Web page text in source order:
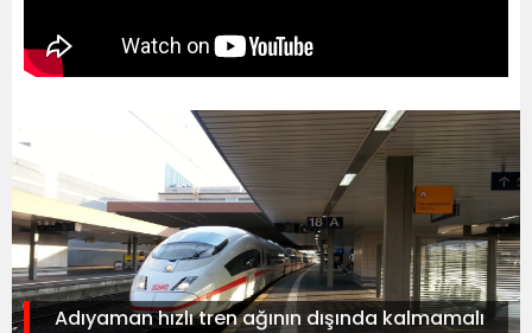
Adıyaman hızlı tren ağının dışında kalmamalı